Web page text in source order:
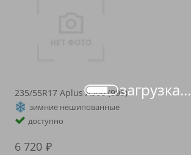
загрузка...
235/55R17 Aplus A506 (99S)
зимние нешипованные
доступно
6 720